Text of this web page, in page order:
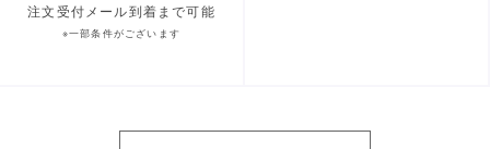
注文受付メール到着まで可能
※一部条件がございます